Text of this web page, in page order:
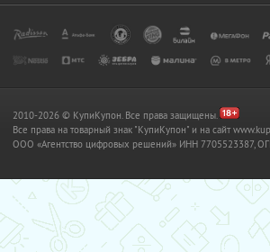
2010-2026 © КупиКупон. Все права защищены.
Все права на товарный знак "КупиКупон" и на сайт
OOO «Агентство цифровых решений» ИНН 7705523387,